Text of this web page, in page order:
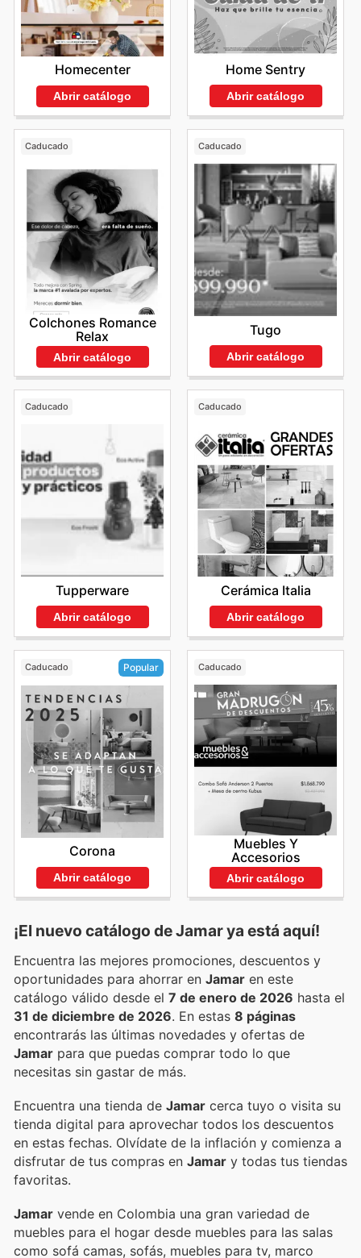
Homecenter
Abrir catálogo
Home Sentry
Abrir catálogo
Caducado
Colchones Romance
Relax
Abrir catálogo
Caducado
Tugo
Abrir catálogo
Caducado
Tupperware
Abrir catálogo
Caducado
Cerámica Italia
Abrir catálogo
Caducado Popular
Corona
Abrir catálogo
Caducado
Muebles Y
Accesorios
Abrir catálogo
¡El nuevo catálogo deJamarya está aquí!
Encuentra las mejores promociones, descuentos y
oportunidades para ahorrar en Jamar en este
catálogo válido desde el 7 de enero de 2026 hasta el
31 de diciembre de 2026 . En estas 8 páginas
encontrarás las últimas novedades y ofertas de
Jamar para que puedas comprar todo lo que
necesitas sin gastar de más.
Encuentra una tienda de Jamar cerca tuyo o visita su
tienda digital para aprovechar todos los descuentos
en estas fechas. Olvídate de la inflación y comienza a
disfrutar de tus compras en Jamar y todas tus tiendas
favoritas.
Jamar vende en Colombia una gran variedad de
muebles para el hogar desde muebles para las salas
como sofá camas, sofás, muebles para tv, marco